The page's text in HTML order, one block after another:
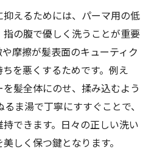
えるためには、パーマ用の低
の腹で優しく洗うことが重要
摩擦が髪表面のキューティク
を悪くするためです。例え
髪全体にのせ、揉み込むよう
ま湯で丁寧にすすぐことで、
できます。日々の正しい洗い
しく保つ鍵となります。